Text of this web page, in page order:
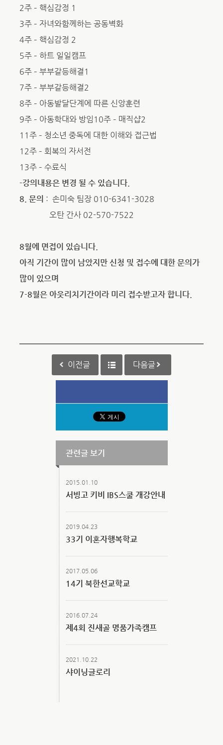
2주 – 핵심감정 1
3주 – 자녀와함께하는 공동벽화
4주 – 핵심감정 2
5주 – 하트 일일캠프
6주 – 부부갈등해결1
7주 – 부부갈등해결2
8주 – 아동발달단계에 따른 신앙훈련
9주 – 아동학대와 방임10주 – 매직샵2
11주 – 청소년 중독에 대한 이해와 접근법
12주 – 회복의 자서전
13주 – 수료식
-강의내용은 변경 될 수 있습니다.
8. 문의 : 손미숙 팀장 010-6341-3028
오탄 간사 02-570-7522
8월에 면접이 있습니다.
아직 기간이 많이 남았지만 신청 및 접수에 대한 문의가
많이 있으며
7-8월은 아웃리치기간이라 미리 접수받고자 합니다.
이전글 다음글
관련글 보기
2015.01.10
서빙고 키비 IBS스쿨 개강안내
2019.04.23
33기 이혼자행복학교
2017.05.06
14기 북한선교학교
2016.07.24
제4회 진새골 명품가족캠프
2021.10.22
샤이닝글로리